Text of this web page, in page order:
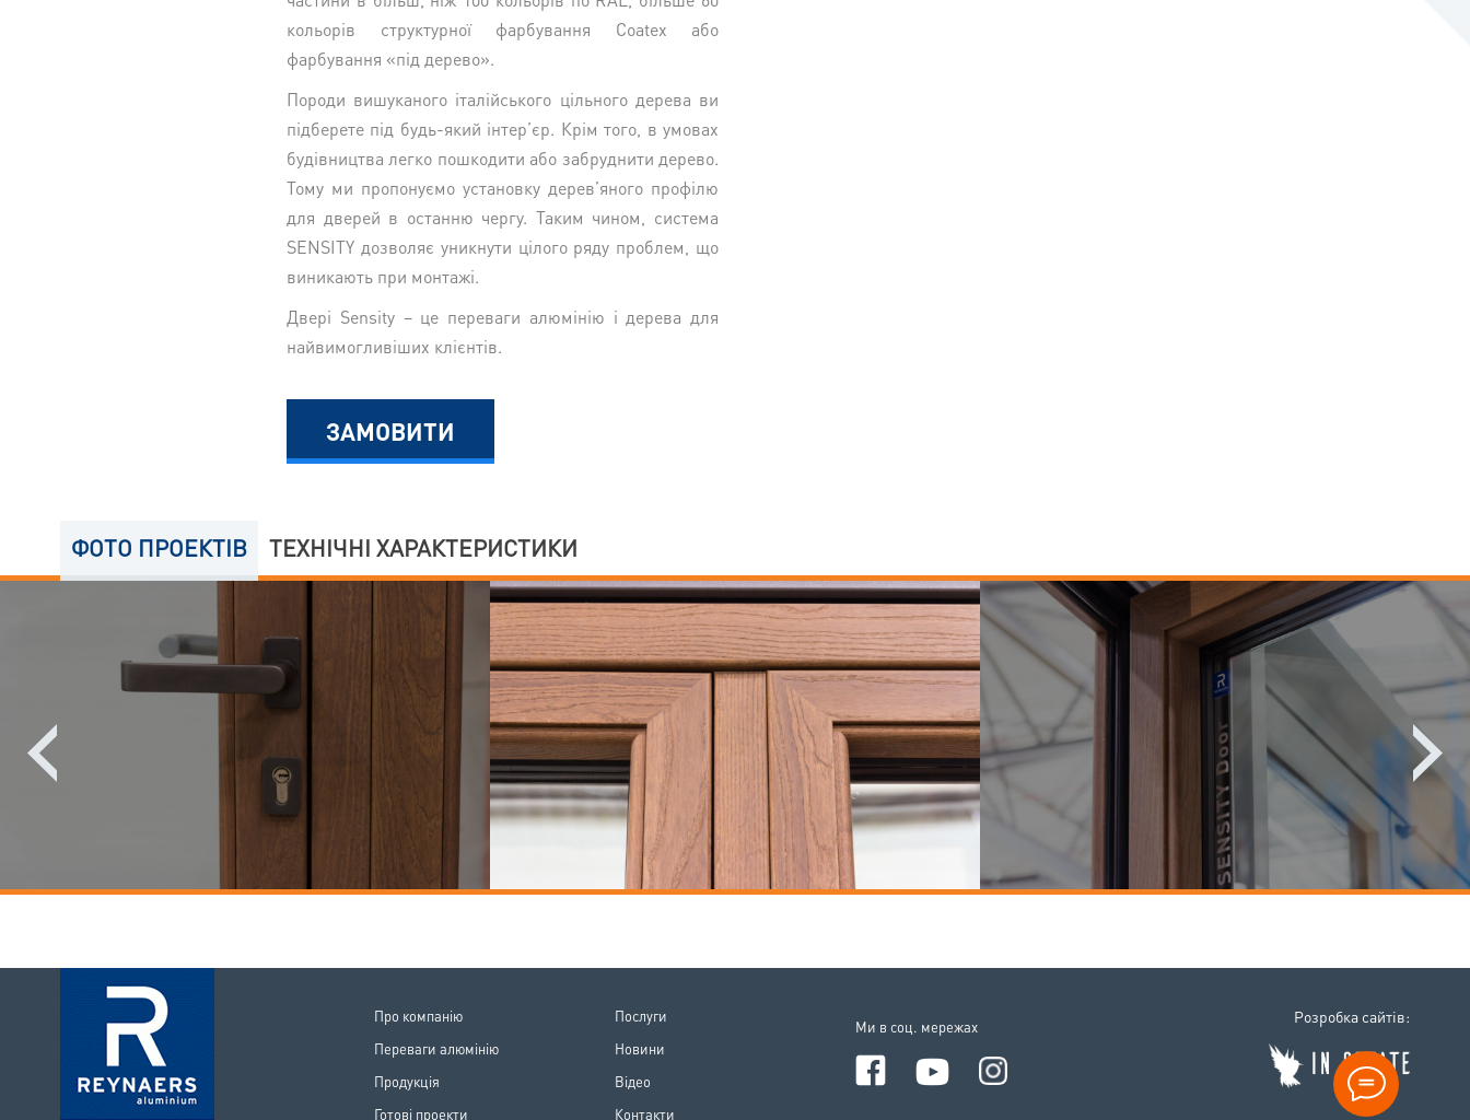
кольорів структурної фарбування Coatex або
фарбування «під дерево».
Породи вишуканого італійського цільного дерева ви
підберете під будь-який інтер’єр. Крім того, в умовах
будівництва легко пошкодити або забруднити дерево.
Тому ми пропонуємо установку дерев’яного профілю
для дверей в останню чергу. Таким чином, система
SENSITY дозволяє уникнути цілого ряду проблем, що
виникають при монтажі.
Двері Sensity – це переваги алюмінію і дерева для
найвимогливіших клієнтів.
ЗАМОВИТИ
ФОТО ПРОЕКТIВ ТЕХНІЧНІ ХАРАКТЕРИСТИКИ
Про компанiю
Переваги алюмiнiю
Продукцiя
Готовi проекти
Послуги
Новини
Вiдео
Контакти
Ми в соц. мережах
Розробка сайтiв: